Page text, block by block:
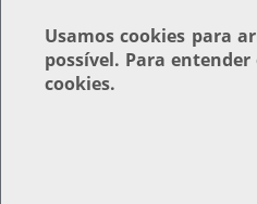
Usamoscookies para
possível. Para
cookies.